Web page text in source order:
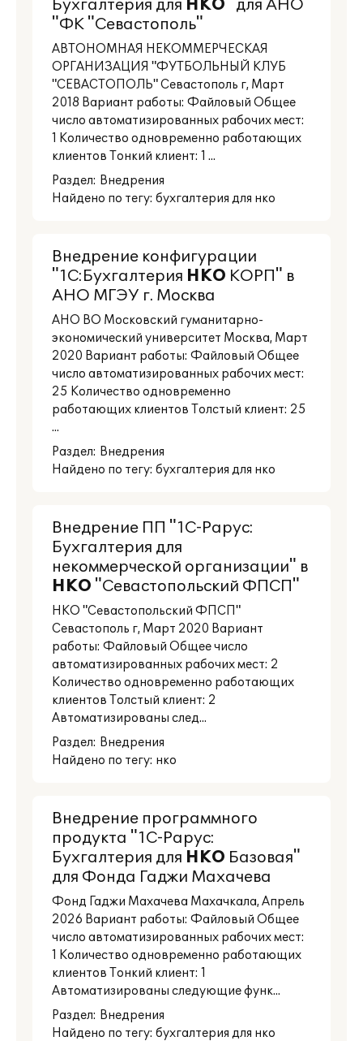
Бухгалтерия для НКО " для АНО
"ФК "Севастополь"
АВТОНОМНАЯ НЕКОММЕРЧЕСКАЯ
ОРГАНИЗАЦИЯ "ФУТБОЛЬНЫЙ КЛУБ
"СЕВАСТОПОЛЬ" Севастополь г, Март
2018 Вариант работы: Файловый Общее
число автоматизированных рабочих мест:
1 Количество одновременно работающих
клиентов Тонкий клиент: 1 ...
Раздел: Внедрения
Найдено по тегу: бухгалтерия для нко
Внедрение конфигурации
"1С:Бухгалтерия НКО КОРП" в
АНО МГЭУ г. Москва
АНО ВО Московский гуманитарно-
экономический университет Москва, Март
2020 Вариант работы: Файловый Общее
число автоматизированных рабочих мест:
25 Количество одновременно
работающих клиентов Толстый клиент: 25
...
Раздел: Внедрения
Найдено по тегу: бухгалтерия для нко
Внедрение ПП "1С-Рарус:
Бухгалтерия для
некоммерческой организации" в
НКО "Севастопольский ФПСП"
НКО "Севастопольский ФПСП"
Севастополь г, Март 2020 Вариант
работы: Файловый Общее число
автоматизированных рабочих мест: 2
Количество одновременно работающих
клиентов Толстый клиент: 2
Автоматизированы след...
Раздел: Внедрения
Найдено по тегу: нко
Внедрение программного
продукта "1С-Рарус:
Бухгалтерия для НКО Базовая"
для Фонда Гаджи Махачева
Фонд Гаджи Махачева Махачкала, Апрель
2026 Вариант работы: Файловый Общее
число автоматизированных рабочих мест:
1 Количество одновременно работающих
клиентов Тонкий клиент: 1
Автоматизированы следующие функ...
Раздел: Внедрения
Найдено по тегу: бухгалтерия для нко